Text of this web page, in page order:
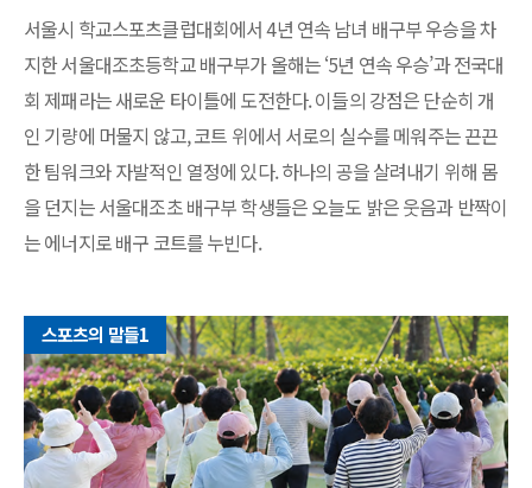
서울시 학교스포츠클럽대회에서 4년 연속 남녀 배구부 우승을 차
지한 서울대조초등학교 배구부가 올해는 ‘5년 연속 우승’과 전국대
회 제패라는 새로운 타이틀에 도전한다. 이들의 강점은 단순히 개
인 기량에 머물지 않고, 코트 위에서 서로의 실수를 메워주는 끈끈
한 팀워크와 자발적인 열정에 있다. 하나의 공을 살려내기 위해 몸
을 던지는 서울대조초 배구부 학생들은 오늘도 밝은 웃음과 반짝이
는 에너지로 배구 코트를 누빈다.
스포츠의 말들1